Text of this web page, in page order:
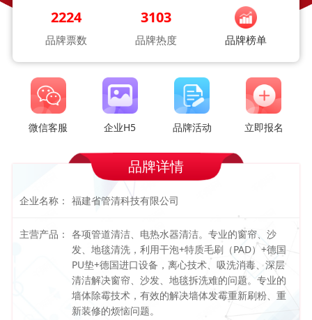
2224
品牌票数
3103
品牌热度 品牌榜单
微信客服 企业H5 品牌活动 立即报名
品牌详情
企业名称： 福建省管清科技有限公司
主营产品： 各项管道清洁、电热水器清洁。专业的窗帘、沙
发、地毯清洗，利用干泡+特质毛刷（PAD）+德国
PU垫+德国进口设备，离心技术、吸洗消毒、深层
清洁解决窗帘、沙发、地毯拆洗难的问题。专业的
墙体除霉技术，有效的解决墙体发霉重新刷粉、重
新装修的烦恼问题。